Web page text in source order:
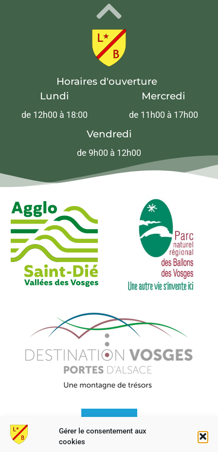
Gérer le consentement aux
cookies
Horaires d'ouverture
Lundi
de 12h00 à 18:00
Mercredi
de 11h00 à 17h00
Vendredi
de 9h00 à 12h00